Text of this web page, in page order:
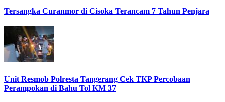
Tersangka Curanmor di Cisoka Terancam 7 Tahun Penjara
Unit Resmob Polresta Tangerang Cek TKP Percobaan
Perampokan di Bahu Tol KM 37